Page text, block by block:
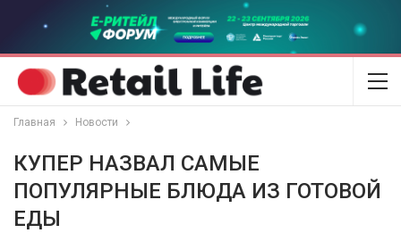
Главная Новости
КУПЕР НАЗВАЛ САМЫЕ
ПОПУЛЯРНЫЕ БЛЮДА ИЗ ГОТОВОЙ
ЕДЫ